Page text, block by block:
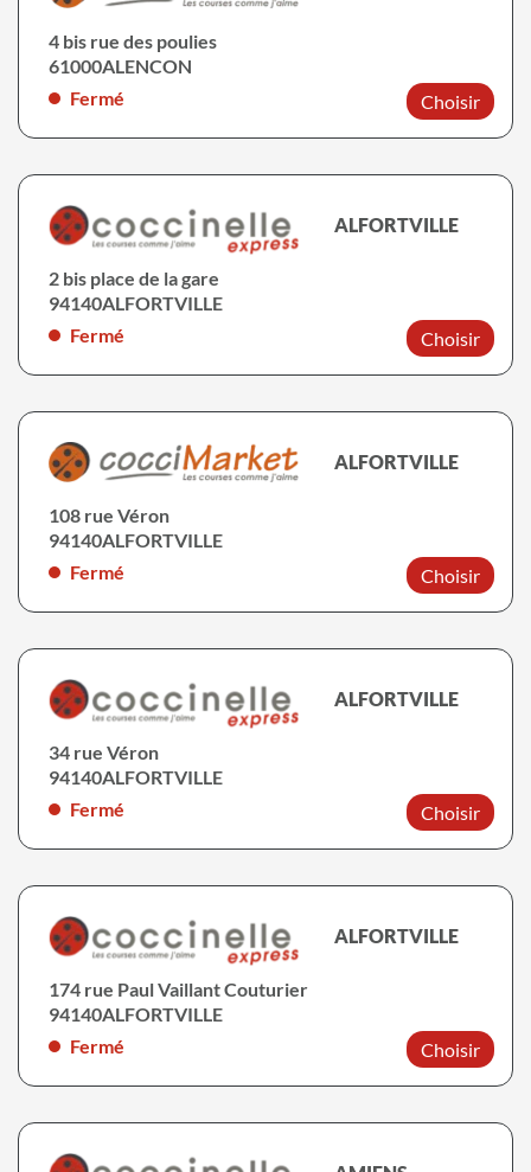
4 bis rue des poulies
61000ALENCON
Choisir
Fermé
ALFORTVILLE
2 bis place de la gare
94140ALFORTVILLE
Choisir
Fermé
ALFORTVILLE
108 rue Véron
94140ALFORTVILLE
Choisir
Fermé
ALFORTVILLE
34 rue Véron
94140ALFORTVILLE
Choisir
Fermé
ALFORTVILLE
174 rue Paul Vaillant Couturier
94140ALFORTVILLE
Choisir
Fermé